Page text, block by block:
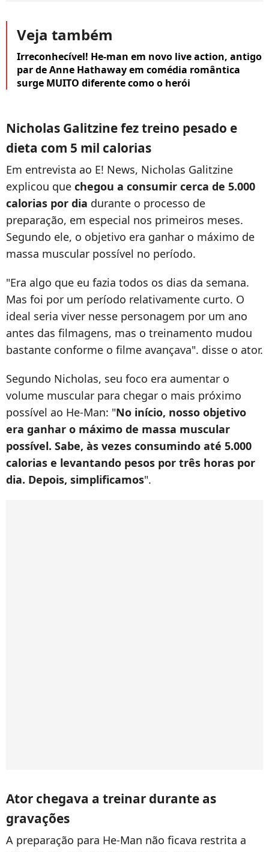
Veja também
Irreconhecível! He-man em novo live action, antigo
par de Anne Hathaway em comédia romântica
surge MUITO diferente como o herói
Nicholas Galitzine fez treino pesado e
dieta com 5 mil calorias
Em entrevista ao E! News, Nicholas Galitzine
explicou que chegou a consumir cerca de 5.000
calorias por dia durante o processo de
preparação, em especial nos primeiros meses.
Segundo ele, o objetivo era ganhar o máximo de
massa muscular possível no período.
"Era algo que eu fazia todos os dias da semana.
Mas foi por um período relativamente curto. O
ideal seria viver nesse personagem por um ano
antes das filmagens, mas o treinamento mudou
bastante conforme o filme avançava". disse o ator.
Segundo Nicholas, seu foco era aumentar o
volume muscular para chegar o mais próximo
possível ao He-Man: "No início, nosso objetivo
era ganhar o máximo de massa muscular
possível. Sabe, às vezes consumindo até 5.000
calorias e levantando pesos por três horas por
dia. Depois, simplificamos".
Ator chegava a treinar durante as
gravações
A preparação para He-Man não ficava restrita a